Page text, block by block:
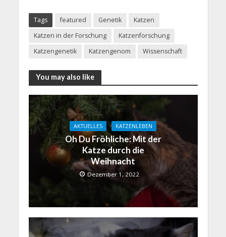
Tags featured Genetik
Katzen
Katzen in der Forschung
Katzenforschung
Katzengenetik
Katzengenom Wissenschaft
You may also like
AKTUELLES KATZENLEBEN
Oh Du Fröhliche: Mit der
Katze durch die
Weihnacht
Dezember 1, 2022